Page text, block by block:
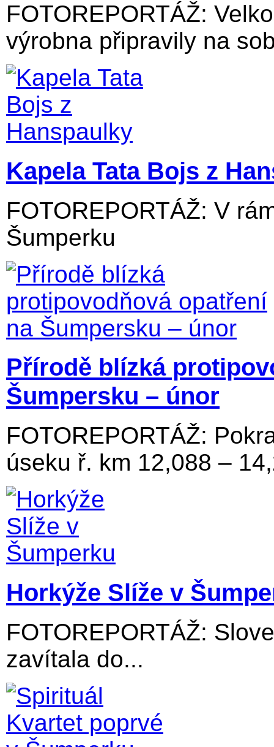
FOTOREPORTÁŽ:
výrobna připravily na
Kapela Tata Bojs z
FOTOREPORTÁŽ: V
Šumperku
Přírodě blízká
Šumpersku – únor
FOTOREPORTÁŽ:
úseku ř. km 12,088 –
Horkýže Slíže v
FOTOREPORTÁŽ:
zavítala do...